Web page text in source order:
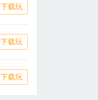
下载玩
下载玩
下载玩